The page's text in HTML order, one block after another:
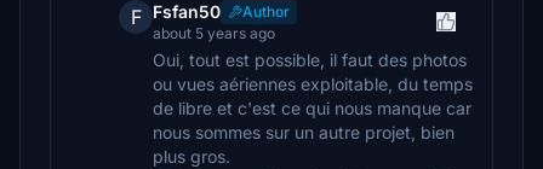
F Fsfan50
Author
about 5 years ago
Oui, tout est possible, il faut des photos
ou vues aériennes exploitable, du temps
de libre et c'est ce qui nous manque car
nous sommes sur un autre projet, bien
plus gros.